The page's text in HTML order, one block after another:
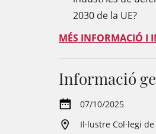
2030 de la UE?
MÉS INFORMACIÓ I
Informació
07/10/2025
Il·lustre Col·legi